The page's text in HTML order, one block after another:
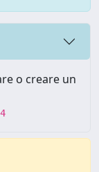
o creare un